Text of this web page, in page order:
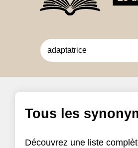
Tous les
Découvrez une liste